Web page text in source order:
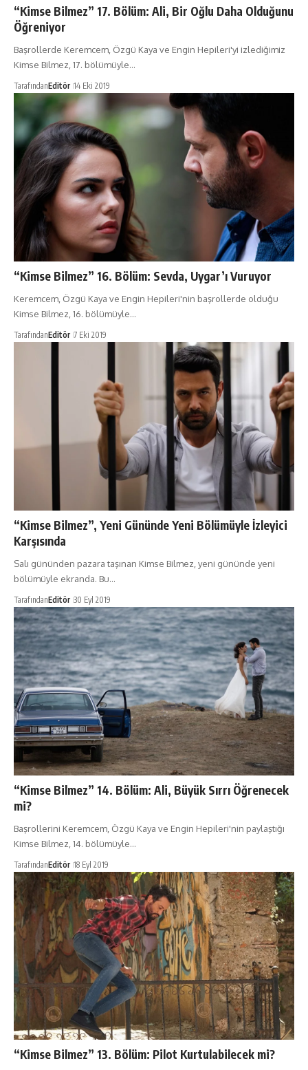
“Kimse Bilmez” 17. Bölüm: Ali, Bir Oğlu Daha Olduğunu
Öğreniyor
Başrollerde Keremcem, Özgü Kaya ve Engin Hepileri'yi izlediğimiz
Kimse Bilmez, 17. bölümüyle…
TarafındanEditör 14 Eki 2019
“Kimse Bilmez” 16. Bölüm: Sevda, Uygar’ı Vuruyor
Keremcem, Özgü Kaya ve Engin Hepileri'nin başrollerde olduğu
Kimse Bilmez, 16. bölümüyle…
TarafındanEditör 7 Eki 2019
“Kimse Bilmez”, Yeni Gününde Yeni Bölümüyle İzleyici
Karşısında
Salı gününden pazara taşınan Kimse Bilmez, yeni gününde yeni
bölümüyle ekranda. Bu…
TarafındanEditör 30 Eyl 2019
“Kimse Bilmez” 14. Bölüm: Ali, Büyük Sırrı Öğrenecek
mi?
Başrollerini Keremcem, Özgü Kaya ve Engin Hepileri'nin paylaştığı
Kimse Bilmez, 14. bölümüyle…
TarafındanEditör 18 Eyl 2019
“Kimse Bilmez” 13. Bölüm: Pilot Kurtulabilecek mi?